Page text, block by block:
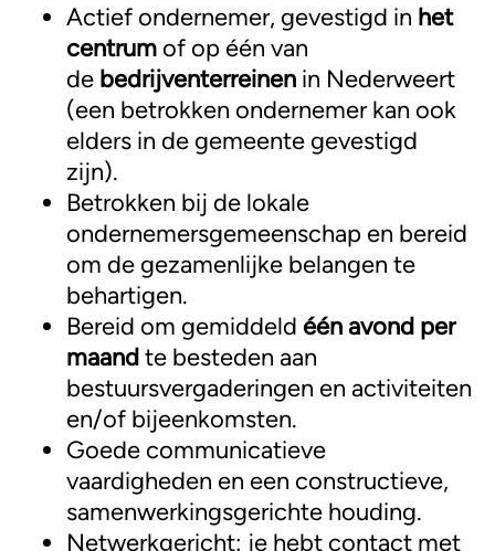
Actief ondernemer, gevestigd in het
centrum of op één van
de bedrijventerreinen in Nederweert
(een betrokken ondernemer kan ook
elders in de gemeente gevestigd
zijn).
Betrokken bij de lokale
ondernemersgemeenschap en bereid
om de gezamenlijke belangen te
behartigen.
Bereid om gemiddeld één avond per
maandte besteden aan
bestuursvergaderingen en activiteiten
en/of bijeenkomsten.
Goede communicatieve
vaardigheden en een constructieve,
samenwerkingsgerichte houding.
Netwerkgericht: je hebt contact met